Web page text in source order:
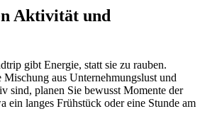
Aktivität und
gibt Energie, statt sie zu rauben.
aus Unternehmungslust und
sind, planen Sie bewusst Momente der
ein langes Frühstück oder eine Stunde am